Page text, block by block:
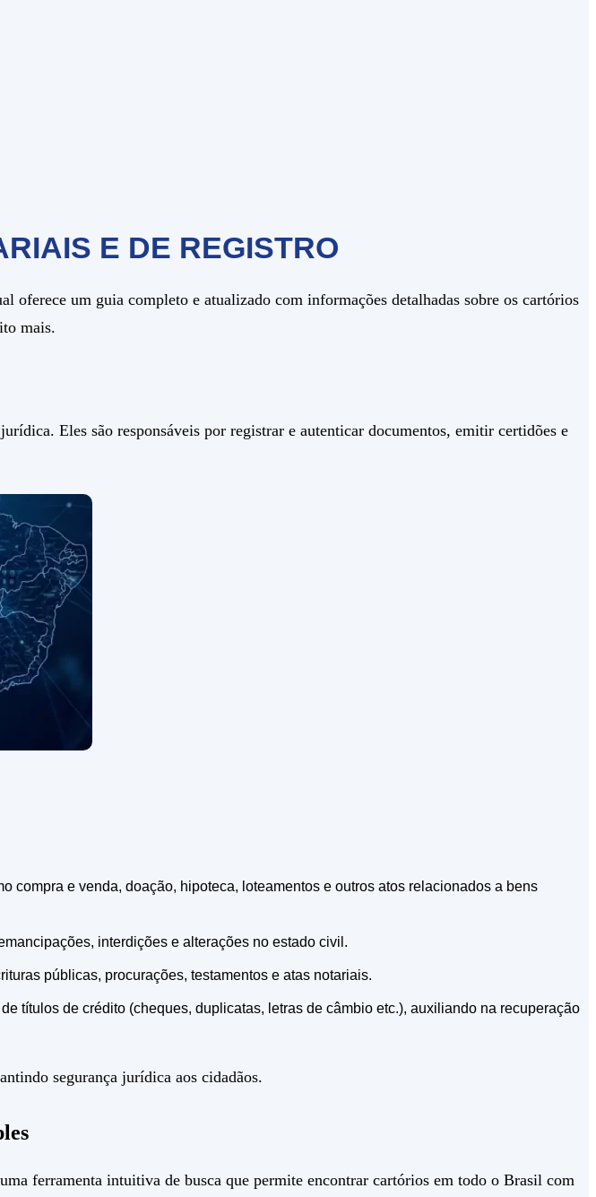
E DE REGISTRO
oferece um guia completo e atualizado com informações detalhadas sobre os cartórios
mais.
Eles são responsáveis por registrar e autenticar documentos, emitir certidões e
compra e venda, doação, hipoteca, loteamentos e outros atos relacionados a bens
interdições e alterações no estado civil.
públicas, procurações, testamentos e atas notariais.
títulos de crédito (cheques, duplicatas, letras de câmbio etc.), auxiliando na recuperação
segurança jurídica aos cidadãos.
ferramenta intuitiva de busca que permite encontrar cartórios em todo o Brasil com